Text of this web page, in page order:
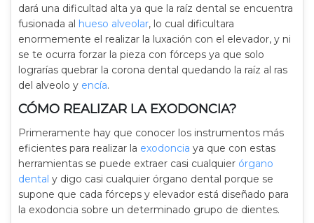
dará una dificultad alta ya que la raíz dental se encuentra
fusionada al hueso alveolar, lo cual dificultara
enormemente el realizar la luxación con el elevador, y ni
se te ocurra forzar la pieza con fórceps ya que solo
lograrías quebrar la corona dental quedando la raíz al ras
del alveolo y encía.
CÓMO REALIZAR LA EXODONCIA?
Primeramente hay que conocer los instrumentos más
eficientes para realizar la exodoncia ya que con estas
herramientas se puede extraer casi cualquier órgano
dental y digo casi cualquier órgano dental porque se
supone que cada fórceps y elevador está diseñado para
la exodoncia sobre un determinado grupo de dientes.